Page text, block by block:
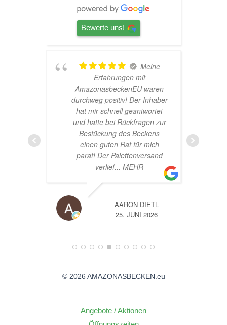
Bewerte uns!
Meine
Erfahrungen mit
AmazonasbeckenEU waren
durchweg positiv! Der Inhaber
hat mir schnell geantwortet
und hatte bei Rückfragen zur
Bestückung des Beckens
einen guten Rat für mich
parat! Der Palettenversand
... MEHR
AARON DIETL
25. JUNI 2026
© 2026 AMAZONASBECKEN.eu
Angebote / Aktionen